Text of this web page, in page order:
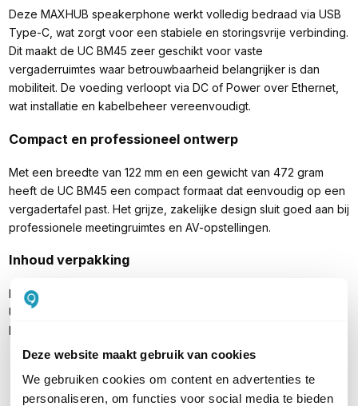
Deze website maakt gebruik van cookies
We gebruiken cookies om content en advertenties te
personaliseren, om functies voor social media te bieden
Deze MAXHUB speakerphone werkt volledig bedraad via USB
Type-C, wat zorgt voor een stabiele en storingsvrije verbinding.
Dit maakt de UC BM45 zeer geschikt voor vaste
vergaderruimtes waar betrouwbaarheid belangrijker is dan
mobiliteit. De voeding verloopt via DC of Power over Ethernet,
wat installatie en kabelbeheer vereenvoudigt.
Compact en professioneel ontwerp
Met een breedte van 122 mm en een gewicht van 472 gram
heeft de UC BM45 een compact formaat dat eenvoudig op een
vergadertafel past. Het grijze, zakelijke design sluit goed aan bij
professionele meetingruimtes en AV-opstellingen.
Inhoud verpakking
MAXHUB UC BM45 speakerphone
USB Type-A naar USB Type-C kabel
Documentatie
PRODUCT DETAILS